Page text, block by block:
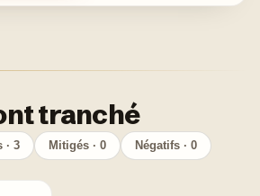
tranché
· 3 Mitigés · 0 Négatifs · 0